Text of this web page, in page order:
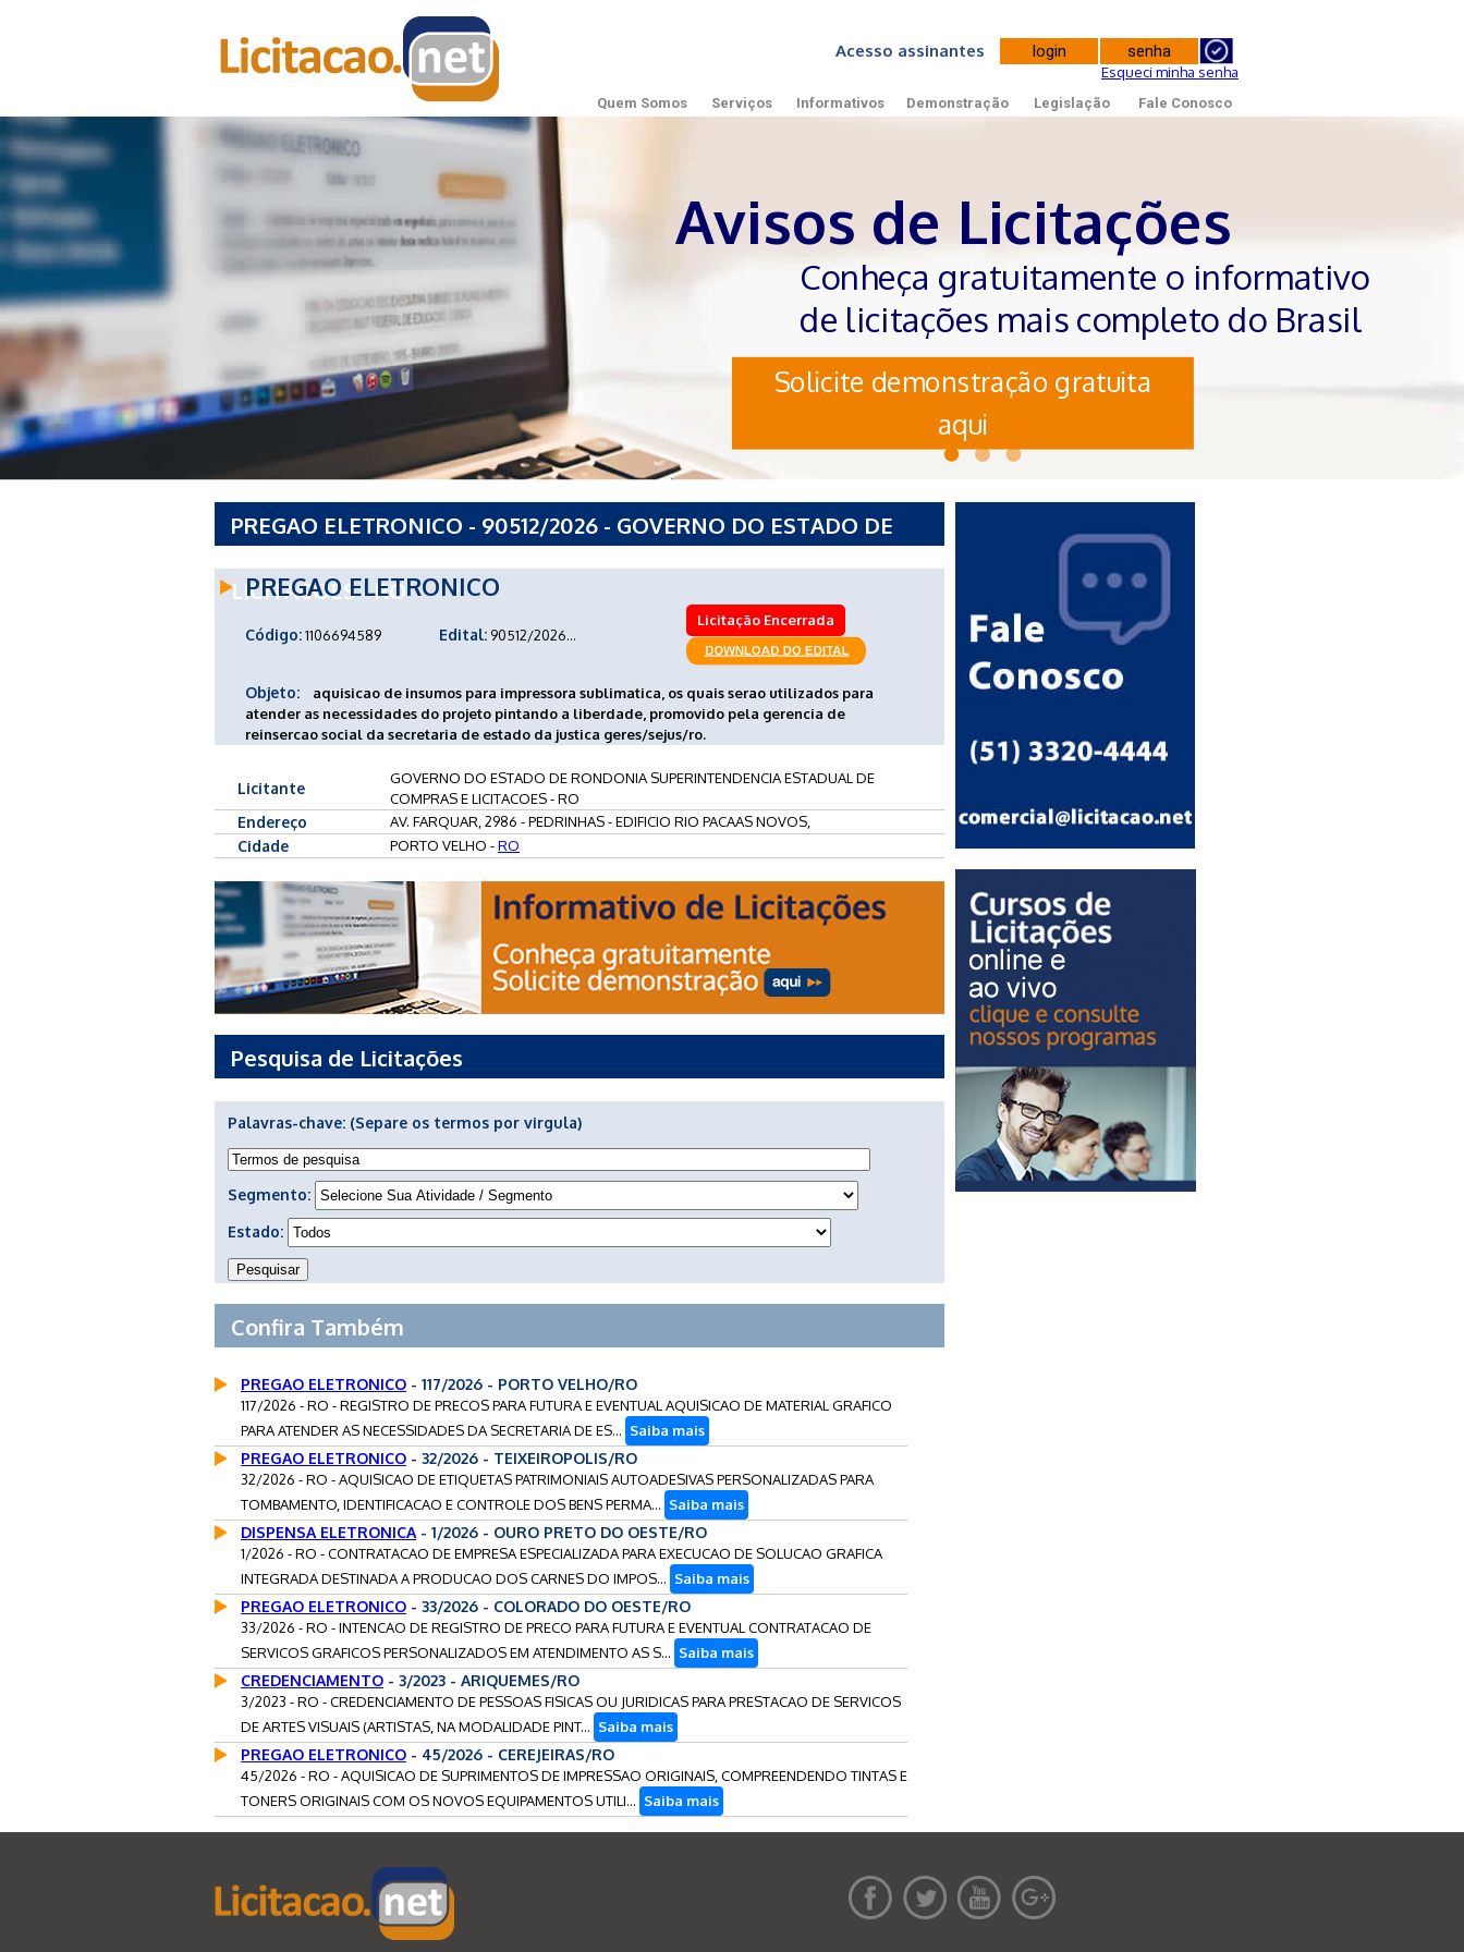
Acesso assinantes
Esqueci minha senha
Quem Somos Serviços Informativos Demonstração Legislação Fale Conosco
Avisos de Licitações
Conheça gratuitamente o informativo
de licitações mais completo do Brasil
Solicite demonstração gratuita
aqui
PREGAO ELETRONICO - 90512/2026 - GOVERNO DO ESTADO DE
LICITACOES - RO
PREGAO ELETRONICO
Código:1106694589 Edital: 90512/2026...
Licitação Encerrada
Objeto:
aquisicao de insumos para impressora sublimatica, os quais serao utilizados para
atender as necessidades do projeto pintando a liberdade, promovido pela gerencia de
reinsercao social da secretaria de estado da justica geres/sejus/ro.
Licitante
GOVERNO DO ESTADO DE RONDONIA SUPERINTENDENCIA ESTADUAL DE
COMPRAS E LICITACOES - RO
Endereço AV. FARQUAR, 2986 - PEDRINHAS - EDIFICIO RIO PACAAS NOVOS,
Cidade PORTO VELHO -RO
Pesquisa de Licitações
Palavras-chave: (Separe os termos por virgula)
Segmento:
Estado:
Confira Também
PREGAO ELETRONICO - 117/2026 - PORTO VELHO/RO
117/2026 - RO - REGISTRO DE PRECOS PARA FUTURA E EVENTUAL AQUISICAO DE MATERIAL GRAFICO
PARA ATENDER AS NECESSIDADES DA SECRETARIA DE ES... Saiba mais
PREGAO ELETRONICO - 32/2026 - TEIXEIROPOLIS/RO
32/2026 - RO - AQUISICAO DE ETIQUETAS PATRIMONIAIS AUTOADESIVAS PERSONALIZADAS PARA
TOMBAMENTO, IDENTIFICACAO E CONTROLE DOS BENS PERMA... Saiba mais
DISPENSA ELETRONICA - 1/2026 - OURO PRETO DO OESTE/RO
1/2026 - RO - CONTRATACAO DE EMPRESA ESPECIALIZADA PARA EXECUCAO DE SOLUCAO GRAFICA
INTEGRADA DESTINADA A PRODUCAO DOS CARNES DO IMPOS... Saiba mais
PREGAO ELETRONICO - 33/2026 - COLORADO DO OESTE/RO
33/2026 - RO - INTENCAO DE REGISTRO DE PRECO PARA FUTURA E EVENTUAL CONTRATACAO DE
SERVICOS GRAFICOS PERSONALIZADOS EM ATENDIMENTO AS S... Saiba mais
CREDENCIAMENTO - 3/2023 - ARIQUEMES/RO
3/2023 - RO - CREDENCIAMENTO DE PESSOAS FISICAS OU JURIDICAS PARA PRESTACAO DE SERVICOS
DE ARTES VISUAIS (ARTISTAS, NA MODALIDADE PINT... Saiba mais
PREGAO ELETRONICO - 45/2026 - CEREJEIRAS/RO
45/2026 - RO - AQUISICAO DE SUPRIMENTOS DE IMPRESSAO ORIGINAIS, COMPREENDENDO TINTAS E
TONERS ORIGINAIS COM OS NOVOS EQUIPAMENTOS UTILI... Saiba mais